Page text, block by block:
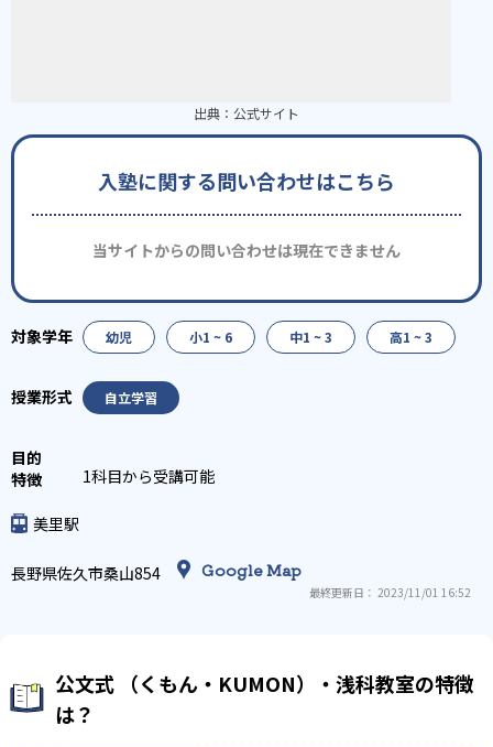
出典： 公式サイト
入塾に関する問い合わせはこちら
当サイトからの問い合わせは現在できません
幼児 小1 ~ 6 中1 ~ 3 高1 ~ 3
自立学習
1科目から受講可能
美里駅
長野県佐久市桑山854 Google Map
最終更新日： 2023/11/01 16:52
公文式 （くもん・KUMON）・浅科教室の特徴
は？